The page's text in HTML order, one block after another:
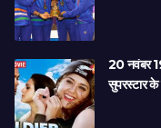
20 नवंबर
सुपरस्टार